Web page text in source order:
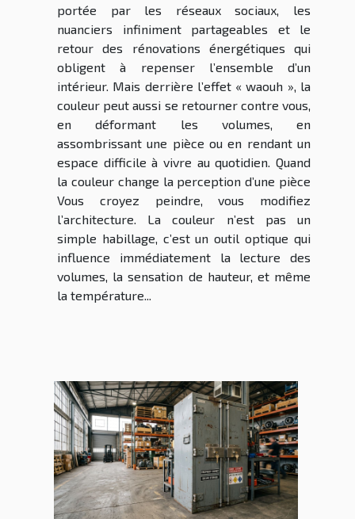
portée par les réseaux sociaux, les
nuanciers infiniment partageables et le
retour des rénovations énergétiques qui
obligent à repenser l’ensemble d’un
intérieur. Mais derrière l’effet « waouh », la
couleur peut aussi se retourner contre vous,
en déformant les volumes, en
assombrissant une pièce ou en rendant un
espace difficile à vivre au quotidien. Quand
la couleur change la perception d’une pièce
Vous croyez peindre, vous modifiez
l’architecture. La couleur n’est pas un
simple habillage, c’est un outil optique qui
influence immédiatement la lecture des
volumes, la sensation de hauteur, et même
la température...